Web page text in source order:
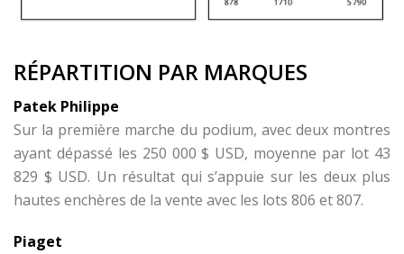
RÉPARTITION PAR MARQUES
Patek Philippe
Sur la première marche du podium, avec deux montres
ayant dépassé les 250 000 $ USD, moyenne par lot 43
829 $ USD. Un résultat qui s’appuie sur les deux plus
hautes enchères de la vente avec les lots 806 et 807.
Piaget